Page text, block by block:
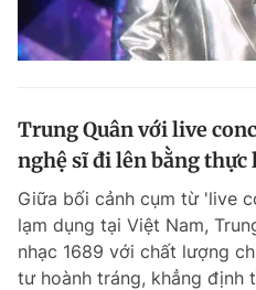
Trung Quân với live
nghệ sĩ đi lên bằng thực
Giữa bối cảnh cụm từ 'live
lạm dụng tại Việt Nam,
nhạc 1689 với chất lượng
tư hoành tráng, khẳng định